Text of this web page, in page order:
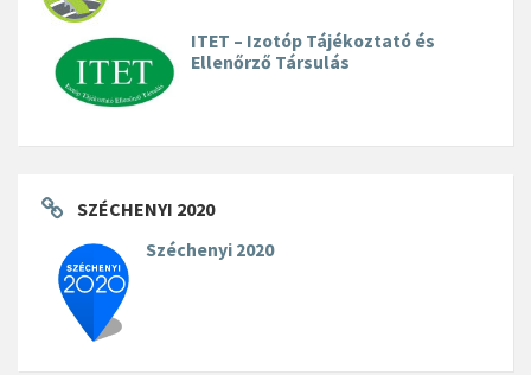
ITET – Izotóp Tájékoztató és
Ellenőrző Társulás
SZÉCHENYI 2020
Széchenyi 2020